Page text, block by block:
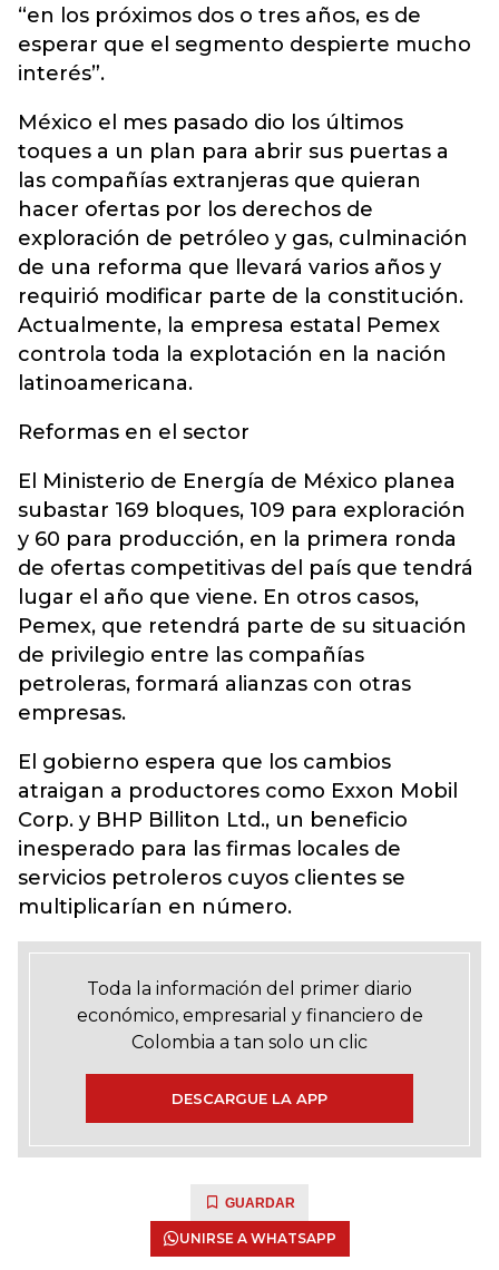
“en los próximos dos o tres años, es de
esperar que el segmento despierte mucho
interés”.
México el mes pasado dio los últimos
toques a un plan para abrir sus puertas a
las compañías extranjeras que quieran
hacer ofertas por los derechos de
exploración de petróleo y gas, culminación
de una reforma que llevará varios años y
requirió modificar parte de la constitución.
Actualmente, la empresa estatal Pemex
controla toda la explotación en la nación
latinoamericana.
Reformas en el sector
El Ministerio de Energía de México planea
subastar 169 bloques, 109 para exploración
y 60 para producción, en la primera ronda
de ofertas competitivas del país que tendrá
lugar el año que viene. En otros casos,
Pemex, que retendrá parte de su situación
de privilegio entre las compañías
petroleras, formará alianzas con otras
empresas.
El gobierno espera que los cambios
atraigan a productores como Exxon Mobil
Corp. y BHP Billiton Ltd., un beneficio
inesperado para las firmas locales de
servicios petroleros cuyos clientes se
multiplicarían en número.
Toda la información del primer diario
económico, empresarial y financiero de
Colombia a tan solo un clic
DESCARGUE LA APP
GUARDAR
UNIRSE A WHATSAPP